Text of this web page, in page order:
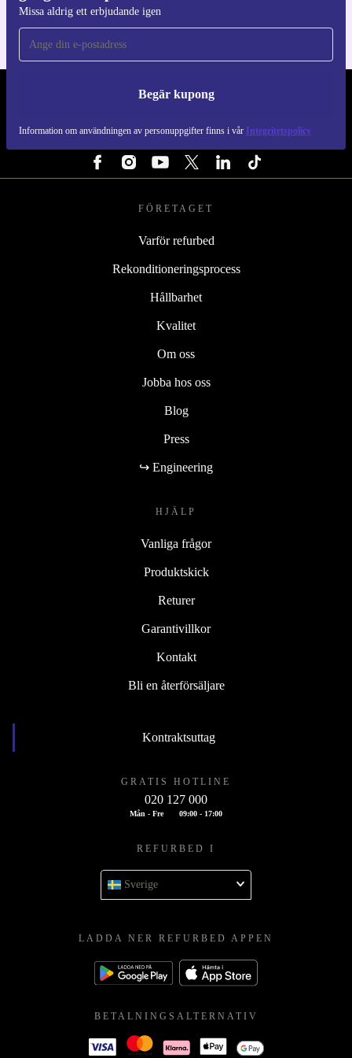
Missa aldrig ett erbjudande igen
Begär kupong
Information om användningen av personuppgifter finns i vår Integritetspolicy
REFURBED SVERIGE - RETHINK NEW.
FÖLJ OSS
FÖRETAGET
Varför refurbed
Rekonditioneringsprocess
Hållbarhet
Kvalitet
Om oss
Jobba hos oss
Blog
Press
↪ Engineering
HJÄLP
Vanliga frågor
Produktskick
Returer
Garantivillkor
Kontakt
Bli en återförsäljare
Kontraktsuttag
GRATIS HOTLINE
020 127 000
Mån - Fre 09:00 - 17:00
REFURBED I
Sverige
LADDA NER REFURBED APPEN
BETALNINGSALTERNATIV